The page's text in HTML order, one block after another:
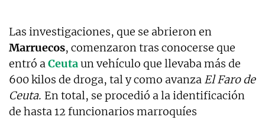
Las investigaciones, que se abrieron en
Marruecos, comenzaron tras conocerse que
entró aCeutaun vehículo que llevaba más de
600 kilos de droga, tal y como avanza El Faro de
Ceuta. En total, se procedió a la identificación
de hasta 12 funcionarios marroquíes